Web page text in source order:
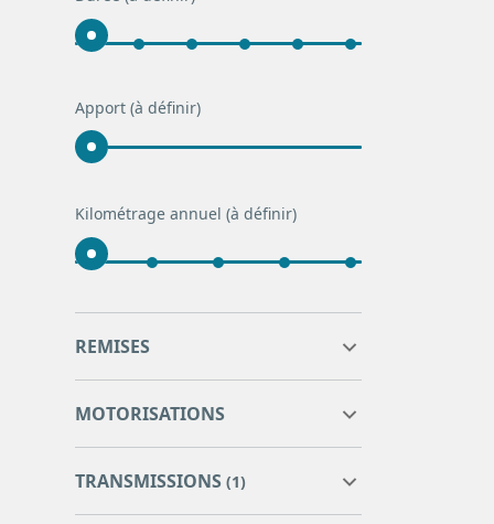
TOYOTA 4
VOLVO 1
Apport (à définir)
Kilométrage annuel (à définir)
REMISES
MOTORISATIONS
TRANSMISSIONS (1)